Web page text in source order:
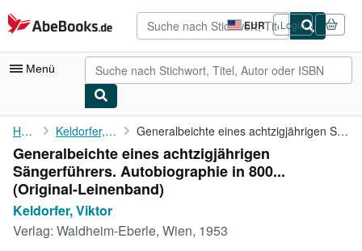
Zum Hauptinhalt
AbeBooks.de EUR
Seite
der
Einkaufseinstellungen.
Login
Menü
Nutzerkonto
Meine Bestellungen
Detailsuche
Sammlungen
Antiquarische Bücher
Home Keldorfer, Viktor Generalbeichte eines achtzigjährigen Sängerführers. ...
Generalbeichte eines achtzigjährigen
Sängerführers. Autobiographie in 800...
(Original-Leinenband)
Keldorfer, Viktor
Verlag: Waldheim-Eberle, Wien, 1953